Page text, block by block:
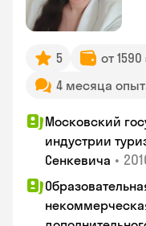
5
от
4 месяца
Московский
индустрии
Сенкевича •